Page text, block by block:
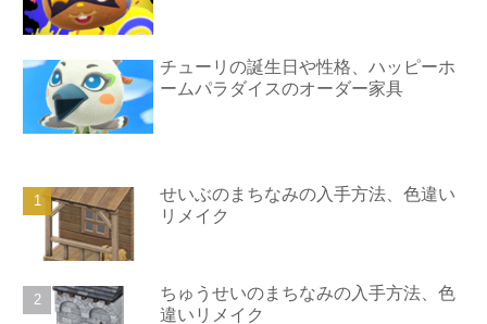
チューリの誕生日や性格、ハッピーホ
ームパラダイスのオーダー家具
せいぶのまちなみの入手方法、色違い
リメイク
ちゅうせいのまちなみの入手方法、色
違いリメイク